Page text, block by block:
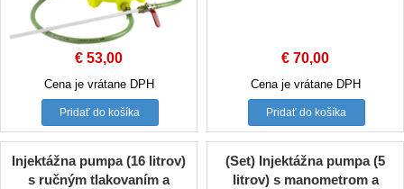
€ 53,00
Cena je vrátane DPH
Pridať do košíka
€ 70,00
Cena je vrátane DPH
Pridať do košíka
Injektážna pumpa (16 litrov)
s ručným tlakovaním a
(Set) Injektážna pumpa (5
litrov) s manometrom a